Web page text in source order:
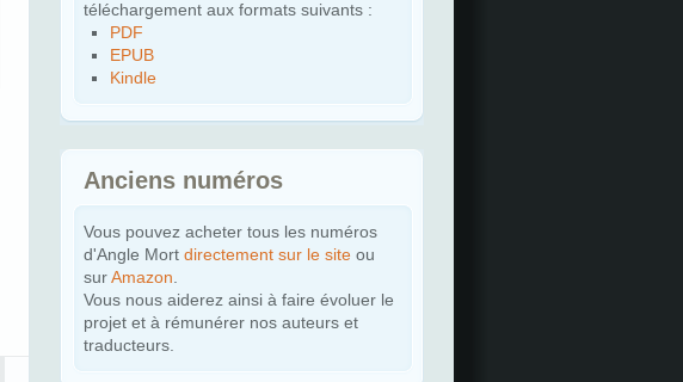
téléchargement aux formats suivants :
PDF
EPUB
Kindle
Anciens numéros
Vous pouvez acheter tous les numéros
d'Angle Mort directement sur le site ou
sur Amazon.
Vous nous aiderez ainsi à faire évoluer le
projet et à rémunérer nos auteurs et
traducteurs.